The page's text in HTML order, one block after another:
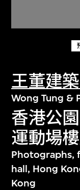
王董建
Wong Tung &
香港公
運動場
Photographs,
hall, Hong
Kong
关于M+藏
探索世界顶
文化藏品。